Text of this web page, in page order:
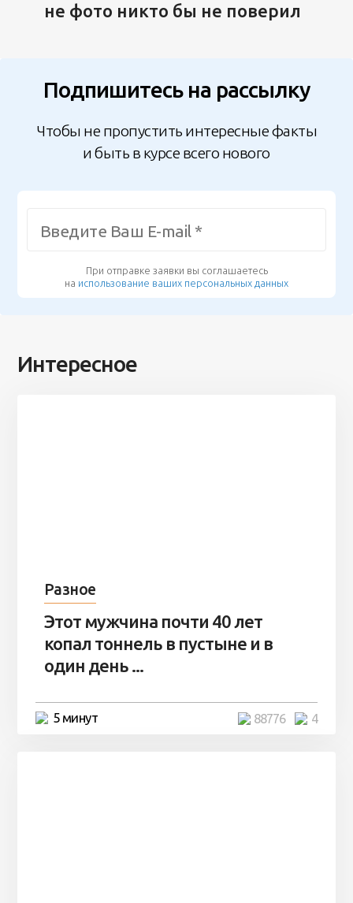
не фото никто бы не поверил
Подпишитесь на рассылку
Чтобы не пропустить интересные факты
и быть в курсе всего нового
При отправке заявки вы соглашаетесь
на использование ваших персональных данных
Интересное
Разное
Этот мужчина почти 40 лет
копал тоннель в пустыне и в
один день ...
5 минут 4
88776